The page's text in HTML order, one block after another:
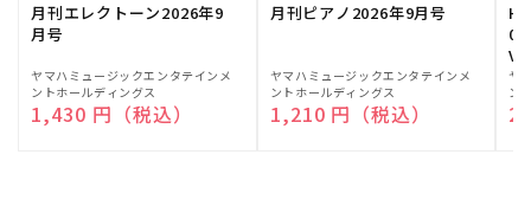
月刊エレクトーン2026年9
月号
販
売
元:
ヤマハミュージックエンタテインメ
ントホールディングス
通常価格
1,430 円（税込）
月刊ピアノ2026年9月号
販
売
元:
ヤマハミュージックエンタテインメ
ントホールディングス
通常価格
1,210 円（税込）
販
売
元:
ヤ
ン